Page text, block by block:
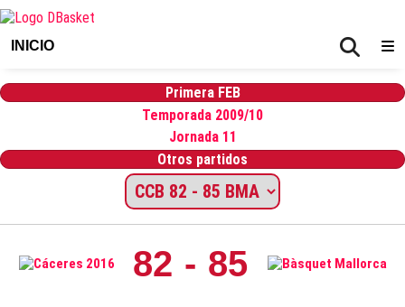
INICIO
Primera FEB
Temporada 2009/10
Jornada 11
Otros partidos
82 - 85